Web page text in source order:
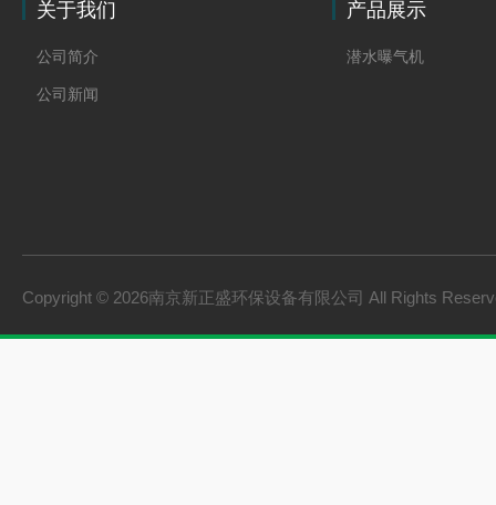
关于我们
公司简介
公司新闻
产品展示
潜水曝气机
Copyright © 2026南京新正盛环保设备有限公司 All Rights